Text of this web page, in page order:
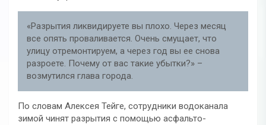
«Разрытия ликвидируете вы плохо. Через месяц
все опять проваливается. Очень смущает, что
улицу отремонтируем, а через год вы ее снова
разроете. Почему от вас такие убытки?» –
возмутился глава города.
По словам Алексея Тейге, сотрудники водоканала
зимой чинят разрытия с помощью асфальто-